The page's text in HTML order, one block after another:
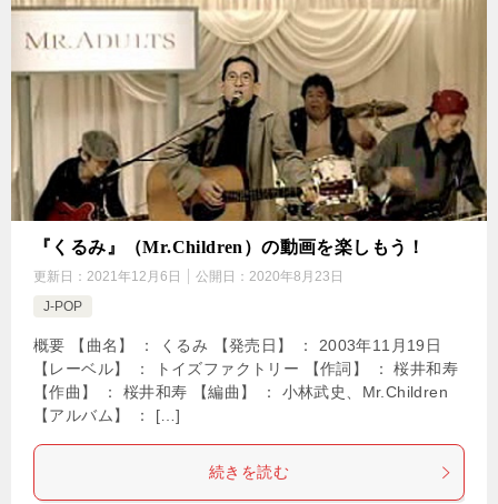
『くるみ』（Mr.Children）の動画を楽しもう！
更新日： 2021年12月6日 公開日： 2020年8月23日
J-POP
概要 【曲名】 ： くるみ 【発売日】 ： 2003年11月19日
【レーベル】 ： トイズファクトリー 【作詞】 ： 桜井和寿
【作曲】 ： 桜井和寿 【編曲】 ： 小林武史、Mr.Children
【アルバム】 ： […]
続きを読む